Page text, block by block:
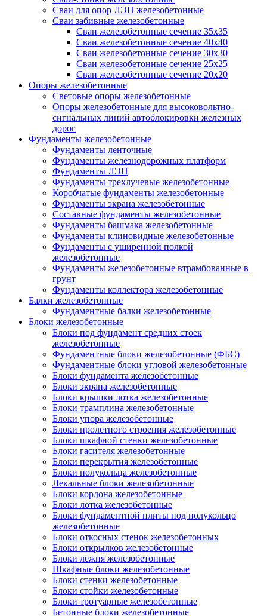
Сваи для опор ЛЭП железобетонные
Сваи забивные железобетонные
Сваи железобетонные сечение 35x35
Сваи железобетонные сечение 40x40
Сваи железобетонные сечение 30x30
Сваи железобетонные сечение 25x25
Сваи железобетонные сечение 20x20
Опоры железобетонные
Световые опоры железобетонные
Опоры железобетонные для высоковольтно-
сигнальных линий автоблокировки железных
дорог
Фундаменты железобетонные
Фундаменты ленточные
Фундаменты железнодорожных платформ
Фундаменты ЛЭП
Фундаменты трехлучевые железобетонные
Коробчатые фундаменты железобетонные
Фундаменты экрана железобетонные
Составные фундаменты железобетонные
Фундаменты башмака железобетонные
Фундаменты клиновидные железобетонные
Фундаменты с уширенной полкой
железобетонные
Фундаменты железобетонные втрамбованные в
грунт
Фундаменты коллектора железобетонные
Балки железобетонные
Фундаментные балки железобетонные
Блоки железобетонные
Блоки под фундамент средних стоек
железобетонные
Фундаментные блоки железобетонные (ФБС)
Фундаментные блоки угловой железобетонные
Блоки фундамента железобетонные
Блоки экрана железобетонные
Блоки крышки лотка железобетонные
Блоки трамплина железобетонные
Блоки упора железобетонные
Блоки пролетного строения железобетонные
Блоки шкафной стенки железобетонные
Блоки гасителя железобетонные
Блоки перекрытия железобетонные
Блоки полукольца железобетонные
Лекальные блоки железобетонные
Блоки кордона железобетонные
Блоки лотка железобетонные
Блоки фундаментной плиты под полукольцо
железобетонные
Блоки откосных стенок железобетонных
Блоки открылков железобетонные
Блоки лежня железобетонные
Шкафные блоки железобетонные
Блоки стенки железобетонные
Блоки стойки железобетонные
Блоки тротуарные железобетонные
Бетонные блоки железобетонные